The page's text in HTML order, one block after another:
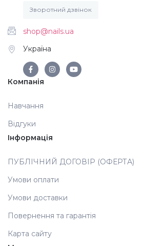
Зворотний дзвінок
shop@nails.ua
Україна
Компанія
Навчання
Відгуки
Інформація
ПУБЛІЧНИЙ ДОГОВІР (ОФЕРТА)
Умови оплати
Умови доставки
Повернення та гарантія
Карта сайту